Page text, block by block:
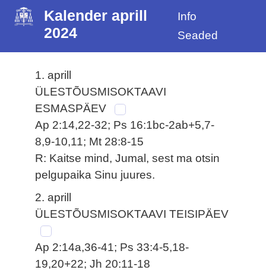
Kalender aprill
2024
Info
Seaded
1. aprill
ÜLESTÕUSMISOKTAAVI
ESMASPÄEV
Ap 2:14,22-32; Ps 16:1bc-2ab+5,7-
8,9-10,11; Mt 28:8-15
R: Kaitse mind, Jumal, sest ma otsin
pelgupaika Sinu juures.
2. aprill
ÜLESTÕUSMISOKTAAVI TEISIPÄEV
Ap 2:14a,36-41; Ps 33:4-5,18-
19,20+22; Jh 20:11-18